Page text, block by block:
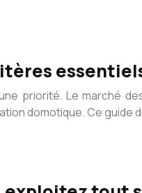
priorité. Le marché
domotique. Ce guide